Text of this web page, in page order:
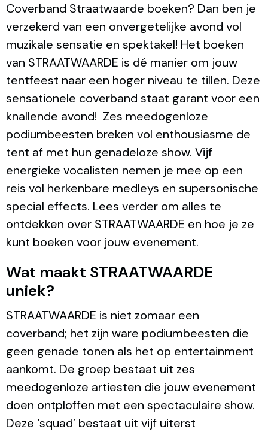
Coverband Straatwaarde boeken? Dan ben je
verzekerd van een onvergetelijke avond vol
muzikale sensatie en spektakel! Het boeken
van STRAATWAARDE is dé manier om jouw
tentfeest naar een hoger niveau te tillen. Deze
sensationele coverband staat garant voor een
knallende avond! Zes meedogenloze
podiumbeesten breken vol enthousiasme de
tent af met hun genadeloze show. Vijf
energieke vocalisten nemen je mee op een
reis vol herkenbare medleys en supersonische
special effects. Lees verder om alles te
ontdekken over STRAATWAARDE en hoe je ze
kunt boeken voor jouw evenement.
Wat maakt STRAATWAARDE
uniek?
STRAATWAARDE is niet zomaar een
coverband; het zijn ware podiumbeesten die
geen genade tonen als het op entertainment
aankomt. De groep bestaat uit zes
meedogenloze artiesten die jouw evenement
doen ontploffen met een spectaculaire show.
Deze ‘squad’ bestaat uit vijf uiterst